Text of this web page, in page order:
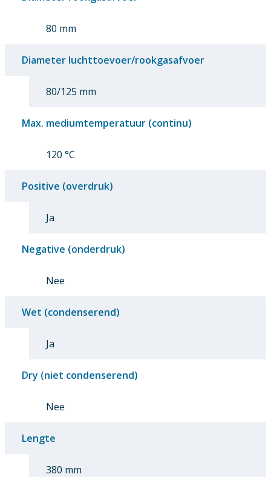
80 mm
Diameter luchttoevoer/rookgasafvoer
80/125 mm
Max. mediumtemperatuur (continu)
120 °C
Positive (overdruk)
Ja
Negative (onderdruk)
Nee
Wet (condenserend)
Ja
Dry (niet condenserend)
Nee
Lengte
380 mm